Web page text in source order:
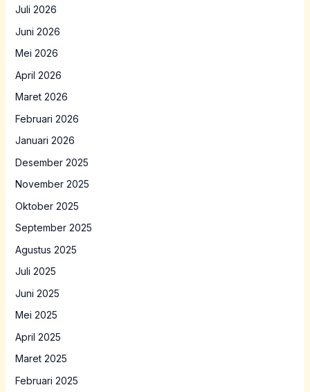
Juli 2026
Juni 2026
Mei 2026
April 2026
Maret 2026
Februari 2026
Januari 2026
Desember 2025
November 2025
Oktober 2025
September 2025
Agustus 2025
Juli 2025
Juni 2025
Mei 2025
April 2025
Maret 2025
Februari 2025